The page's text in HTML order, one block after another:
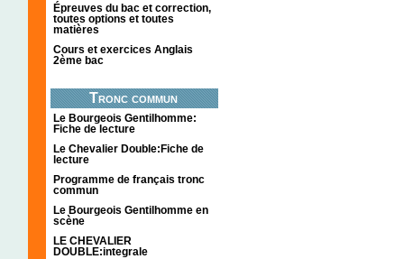
Épreuves du bac et correction,
toutes options et toutes
matières
Cours et exercices Anglais
2ème bac
Tronc commun
Le Bourgeois Gentilhomme:
Fiche de lecture
Le Chevalier Double:Fiche de
lecture
Programme de français tronc
commun
Le Bourgeois Gentilhomme en
scène
LE CHEVALIER
DOUBLE:integrale